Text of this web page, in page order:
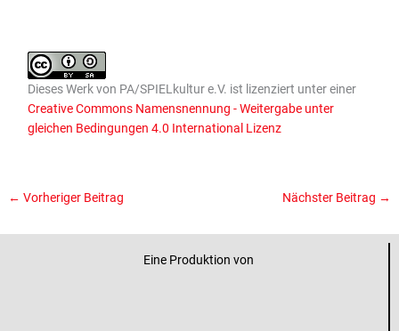
DiesesWerkvon PA/SPIELkultur e.V. ist lizenziert unter einer
Creative Commons Namensnennung - Weitergabe unter
gleichen Bedingungen 4.0 International Lizenz
← Vorheriger Beitrag Nächster Beitrag →
Eine Produktion von